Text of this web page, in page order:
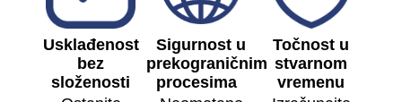
Usklađenost
bez
složenosti
Sigurnost u
prekograničnim
procesima
Točnost u
stvarnom
vremenu